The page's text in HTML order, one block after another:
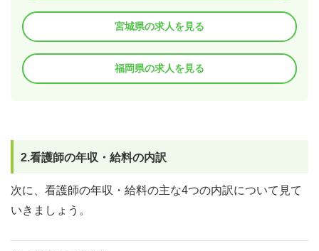
宮城県の求人を見る
福岡県の求人を見る
2.看護師の年収・給料の内訳
次に、看護師の年収・給料の主な4つの内訳について見て
いきましょう。